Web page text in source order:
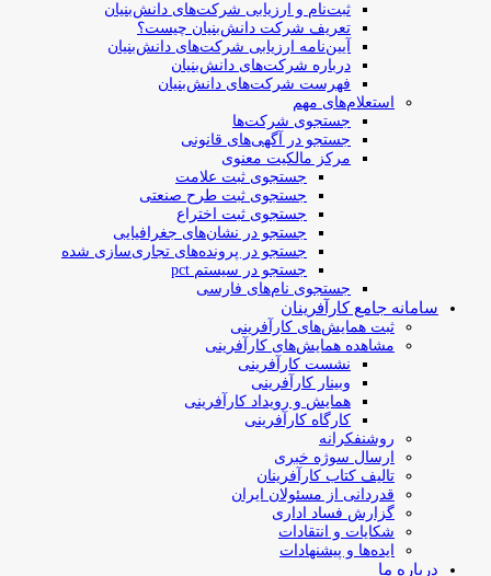
ثبت‌نام و ارزیابی شرکت‌های دانش‌بنیان
تعریف شرکت دانش‌بنیان چیست؟
آیین‌نامه ارزیابی شرکت‌های دانش‌بنیان
درباره شرکت‌های دانش‌بنیان
فهرست شرکت‌های دانش‌بنیان
استعلام‌های مهم
جستجوی شرکت‌ها
جستجو در آگهی‌های قانونی
مرکز مالکیت معنوی
جستجوی ثبت علامت
جستجوی ثبت طرح صنعتی
جستجوی ثبت اختراع
جستجو در نشان‌های جغرافیایی
جستجو در پرونده‌های تجاری‌سازی شده
جستجو در سیستم pct
جستجوی نام‌های فارسی
سامانه جامع کارآفرینان
ثبت همایش‌های کارآفرینی
مشاهده همایش‌های کارآفرینی
نشست کارآفرینی
وبینار کارآفرینی
همایش و رویداد کارآفرینی
کارگاه کارآفرینی
روشنفکرانه
ارسال سوژه‌ خبری
تالیف کتاب کارآفرینان
قدردانی از مسئولان ایران
گزارش فساد اداری
شکایات و انتقادات
ایده‌ها و پیشنهادات
درباره ما